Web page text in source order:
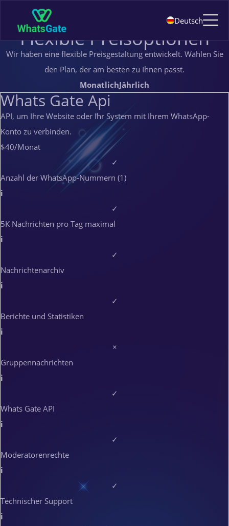
Deutsch
Preisgestaltung
Flexible Preisoptionen
Wir haben eine flexible Preisgestaltung entwickelt. Wählen Sie
den Plan, der am besten zu Ihnen passt.
MonatlichJährlich
Whats Gate Api
API, um Ihre Website oder Ihr System mit Ihrem WhatsApp-
Konto zu verbinden.
$40/Monat
✓
Anzahl der WhatsApp-Nummern (1)
i
✓
5K Nachrichten pro Tag maximal
i
✓
Nachrichtenarchiv
i
✓
Berichte und Statistiken
i
×
Gruppennachrichten
i
✓
Whats Gate API
i
✓
Moderatorenrechte
i
✓
Technischer Support
i